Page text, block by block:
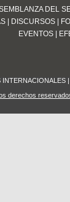
DEL
| DISCURSOS|
EVENTOS
derechos